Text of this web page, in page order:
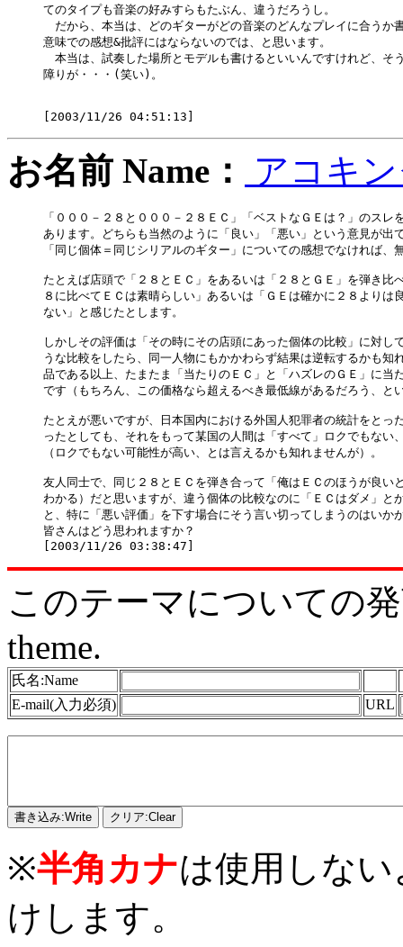
てのタイプも音楽の好みすらもたぶん、違うだろうし。
だから、本当は、どのギターがどの音楽のどんなプレイに合うか
意味での感想&批評にはならないのでは、と思います。
本当は、試奏した場所とモデルも書けるといいんですけれど、そ
障りが・・・(笑い)。
お名前 Name： アコキ
「０００－２８と０００－２８ＥＣ」「ベストなＧＥは？」のスレ
あります。どちらも当然のように「良い」「悪い」という意見が出
「同じ個体＝同じシリアルのギター」についての感想でなければ、
たとえば店頭で「２８とＥＣ」をあるいは「２８とＧＥ」を弾き比
８に比べてＥＣは素晴らしい」あるいは「ＧＥは確かに２８よりは
ない」と感じたとします。
しかしその評価は「その時にその店頭にあった個体の比較」に対し
うな比較をしたら、同一人物にもかかわらず結果は逆転するかも知
品である以上、たまたま「当たりのＥＣ」と「ハズレのＧＥ」に当
です（もちろん、この価格なら超えるべき最低線があるだろう、と
たとえが悪いですが、日本国内における外国人犯罪者の統計をとっ
ったとしても、それをもって某国の人間は「すべて」ロクでもない
（ロクでもない可能性が高い、とは言えるかも知れませんが）。
友人同士で、同じ２８とＥＣを弾き合って「俺はＥＣのほうが良
わかる）だと思いますが、違う個体の比較なのに「ＥＣはダメ」と
と、特に「悪い評価」を下す場合にそう言い切ってしまうのはいか
皆さんはどう思われますか？
このテーマについての
theme.
氏名:Name
E-mail(入力必須)
URL
※半角カナは使用しな
けします。